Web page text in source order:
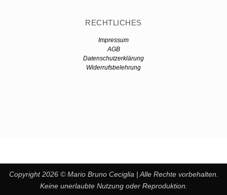
RECHTLICHES
Impressum
AGB
Datenschutzerklärung
Widerrufsbelehrung
Copyright 2026 © Mario Bruno Ceciglia | Alle Rechte vorbehalten.
Keine unerlaubte Nutzung oder Reproduktion.